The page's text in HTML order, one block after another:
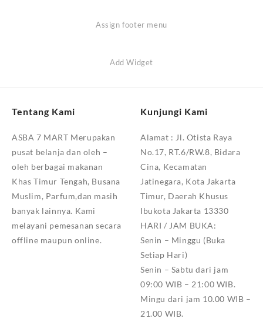
Assign footer menu
Add Widget
Tentang Kami
ASBA 7 MART Merupakan
pusat belanja dan oleh –
oleh berbagai makanan
Khas Timur Tengah, Busana
Muslim, Parfum,dan masih
banyak lainnya. Kami
melayani pemesanan secara
offline maupun online.
Kunjungi Kami
Alamat : Jl. Otista Raya
No.17, RT.6/RW.8, Bidara
Cina, Kecamatan
Jatinegara, Kota Jakarta
Timur, Daerah Khusus
Ibukota Jakarta 13330
HARI / JAM BUKA:
Senin – Minggu (Buka
Setiap Hari)
Senin – Sabtu dari jam
09:00 WIB – 21:00 WIB.
Mingu dari jam 10.00 WIB –
21.00 WIB.